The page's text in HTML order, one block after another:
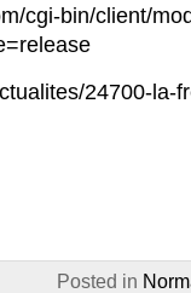
cgi-bin/client/
24700-la-
Posted in